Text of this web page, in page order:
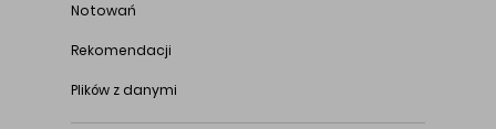
Notowań
Rekomendacji
Plików z danymi